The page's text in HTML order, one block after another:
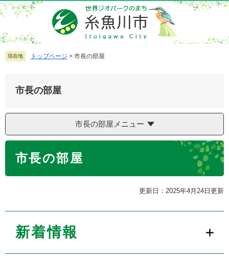
ペ
ー
ジ
の
先
メ
ニ
ュ
ー
を
本
へ
現在地 トップページ > 市長の部屋
市長の部屋
市長の部屋メニュー
市長の部屋
更新日：2025年4月24日更新
新着情報